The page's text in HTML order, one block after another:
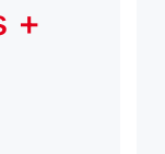
+